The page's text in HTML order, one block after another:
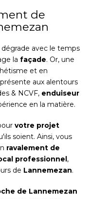
de
dégrade avec le temps
la façade. Or, une
et en
aux alentours
& NCVF, enduiseur
en la matière.
votre projet
soient. Ainsi, vous
ravalement de
professionnel,
de Lannemezan.
de Lannemezan